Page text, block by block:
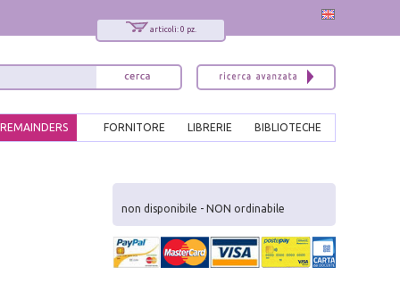
articoli: 0 pz.
BIBLIOTECHE
LIBRERIE
FORNITORE
REMAINDERS
non disponibile - NON ordinabile
x
Interessato ai nostri libri?
Allora iscriviti alla nostra newsletter!
Sarai informato delle nostre novità, potrai
comunque cancellarti quando desideri.